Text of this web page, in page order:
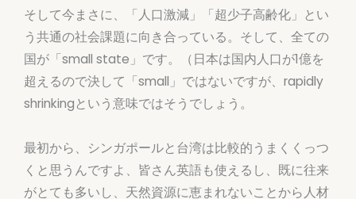
そして今まさに、「人口激減」「超少子高齢化」とい
う共通の社会課題に向き合っている。そして、全ての
国が「small state」です。（日本は国内人口が1億を
超えるので決して「small」ではないですが、rapidly
shrinkingという意味ではそうでしょう。
最初から、シンガポールと台湾は比較的うまくくっつ
くと思うんですよ、皆さん英語も使えるし、既に往来
がとても多いし、天然資源に恵まれないことから人材